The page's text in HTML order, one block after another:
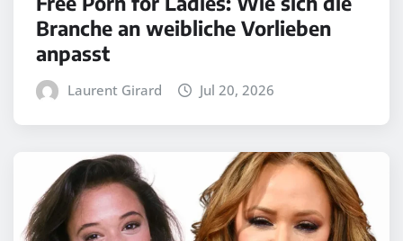
Branche an weibliche Vorlieben
anpasst
Laurent Girard Jul 20, 2026